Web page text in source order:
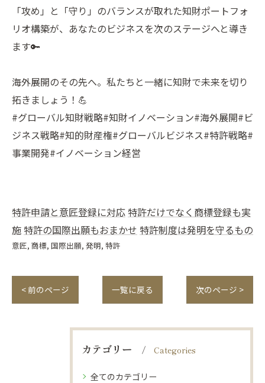
「攻め」と「守り」のバランスが取れた知財ポートフォ
リオ構築が、あなたのビジネスを次のステージへと導き
ます🔑
海外展開のその先へ。私たちと一緒に知財で未来を切り
拓きましょう！💪
#グローバル知財戦略#知財イノベーション#海外展開#ビ
ジネス戦略#知的財産権#グローバルビジネス#特許戦略#
事業開発#イノベーション経営
特許申請と意匠登録に対応 特許だけでなく商標登録も実
施 特許の国際出願もおまかせ 特許制度は発明を守るもの
意匠 商標 国際出願 発明 特許
< 前のページ 一覧に戻る 次のページ >
カテゴリー Categories
全てのカテゴリー